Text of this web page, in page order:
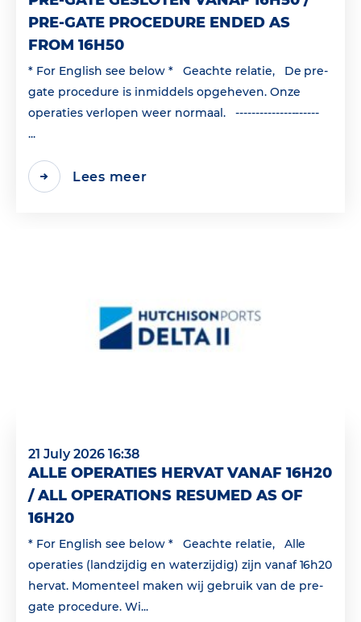
PRE-GATE PROCEDURE ENDED AS
FROM 16H50
* For English see below * Geachte relatie, De pre-
gate procedure is inmiddels opgeheven. Onze
operaties verlopen weer normaal. ---------------------
...
Lees meer
21 July 2026 16:38
ALLE OPERATIES HERVAT VANAF 16H20
/ ALL OPERATIONS RESUMED AS OF
16H20
* For English see below * Geachte relatie, Alle
operaties (landzijdig en waterzijdig) zijn vanaf 16h20
hervat. Momenteel maken wij gebruik van de pre-
gate procedure. Wi...